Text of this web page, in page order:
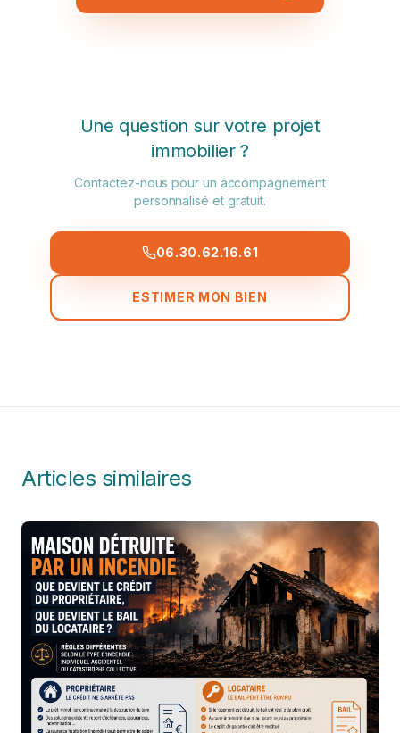
Une question sur votre projet
immobilier ?
Contactez-nous pour un accompagnement
personnalisé et gratuit.
06.30.62.16.61
ESTIMER MON BIEN
Articles similaires